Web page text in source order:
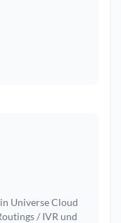
Universe Cloud
/ IVR und